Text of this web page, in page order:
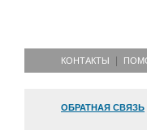
КОНТАКТЫ
ОБРАТНАЯ СВЯЗЬ